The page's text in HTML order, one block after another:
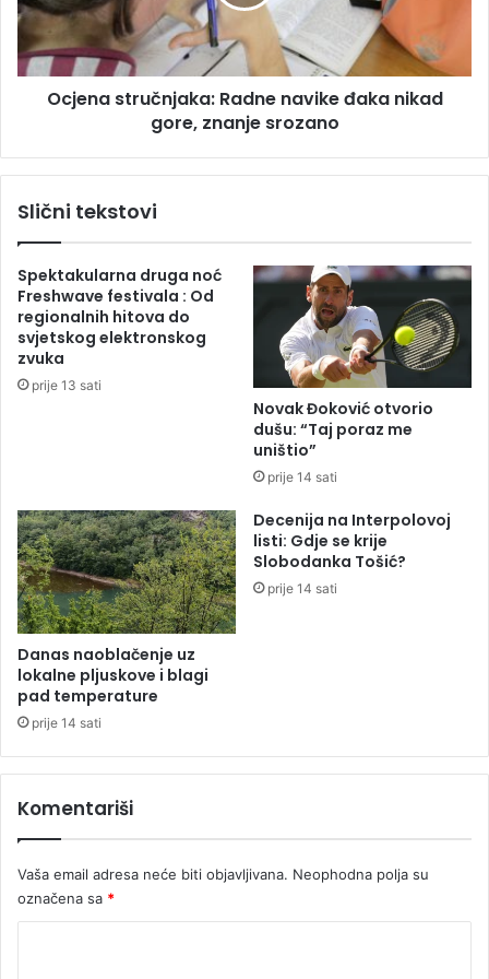
a
g
a
a
m
p
s
o
n
o
c
e
r
t
i
P
l
e
n
k
v
ć
a
s
t
r
k
R
a
d
n
n
e
đ
a
k
a
n
i
k
a
d
o
e
n
a
n
Ocjena stručnjaka: Radne navike đaka nikad
gore, znanje srozano
Slični tekstovi
Spektakularna druga noć
Freshwave festivala : Od
regionalnih hitova do
svjetskog elektronskog
zvuka
prije 13 sati
Novak Đoković otvorio
dušu: “Taj poraz me
uništio”
prije 14 sati
Danas naoblačenje uz
lokalne pljuskove i blagi
pad temperature
prije 14 sati
Decenija na Interpolovoj
listi: Gdje se krije
Slobodanka Tošić?
prije 14 sati
Komentariši
Vaša email adresa neće biti objavljivana. Neophodna polja su
označena sa *